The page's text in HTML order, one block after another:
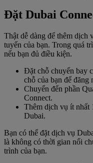
Đặt Dubai
Thật dễ dàng để thêm dịch
tuyến của bạn. Trong quá
nếu bạn đủ điều kiện.
Đặt chỗ chuyến bay
chỗ của bạn để đăng
Chuyển đến phần
Connect.
Thêm dịch vụ ít nhất
Dubai.
Bạn có thể đặt dịch vụ
là không có thời gian nối
trình của bạn.